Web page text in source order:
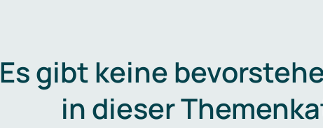
Es gibt keine
in dieser